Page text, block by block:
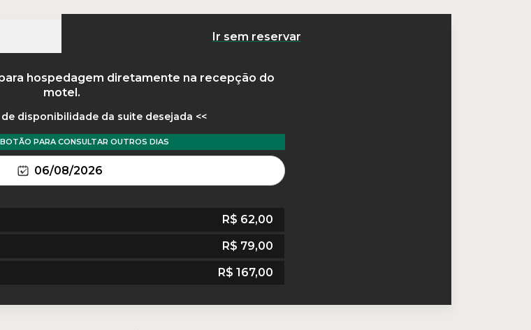
Ir sem reservar
hospedagem diretamente na recepção do
motel.
disponibilidade da suite desejada
PARA CONSULTAR OUTROS DIAS
06/08/2026
R$ 62,00
R$ 79,00
R$167,00